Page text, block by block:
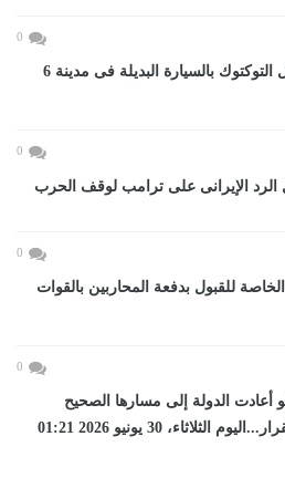
0
بدء تلقى طلبات إحلال التوكتوك بالسيارة البديلة فى مدينة 6
0
الإيرانى على ترامب لوقف الحرب
0
للقبول بدفعة المحاربين بالقوات
0
ثورة 30 يونيو أعادت الدولة إلى مسارها الصحيح
ورسخت دعائم الاستقرار...اليوم الثلاثاء، 30 يونيو 2026 01:21